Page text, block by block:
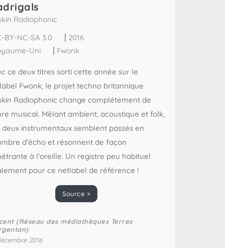
Radiophonic
BY-NC-SA 3.0
2016
Uni
Fwonk
ce deux titres sorti cette année sur le
Fwonk, le projet techno britannique
Radiophonic change complétement de
musical. Mêlant ambient, acoustique et folk,
deux instrumentaux semblent passés en
d’écho et résonnent de façon
à l'oreille. Un registre peu habituel
pour ce netlabel de référence !
Source >
(Réseau des médiathèques Terres
2016